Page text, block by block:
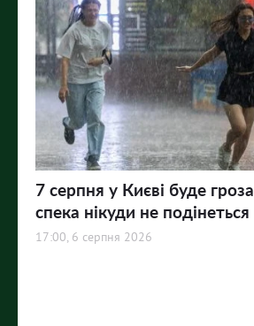
7 серпня у Києві буде
спека нікуди не подінеться
17:00, 6 серпня 2026